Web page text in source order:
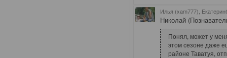
Илья (xam777),
Николай
Понял, может у
этом сезоне даже
районе Таватуя,